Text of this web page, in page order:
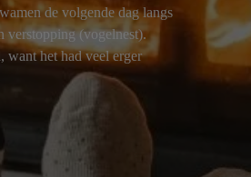
de volgende dag langs
verstopping (vogelnest).
het had veel erger